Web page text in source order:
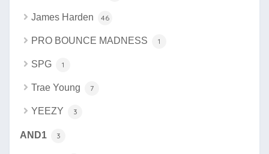
James Harden 46
PRO BOUNCE MADNESS 1
SPG 1
Trae Young 7
YEEZY 3
AND1 3